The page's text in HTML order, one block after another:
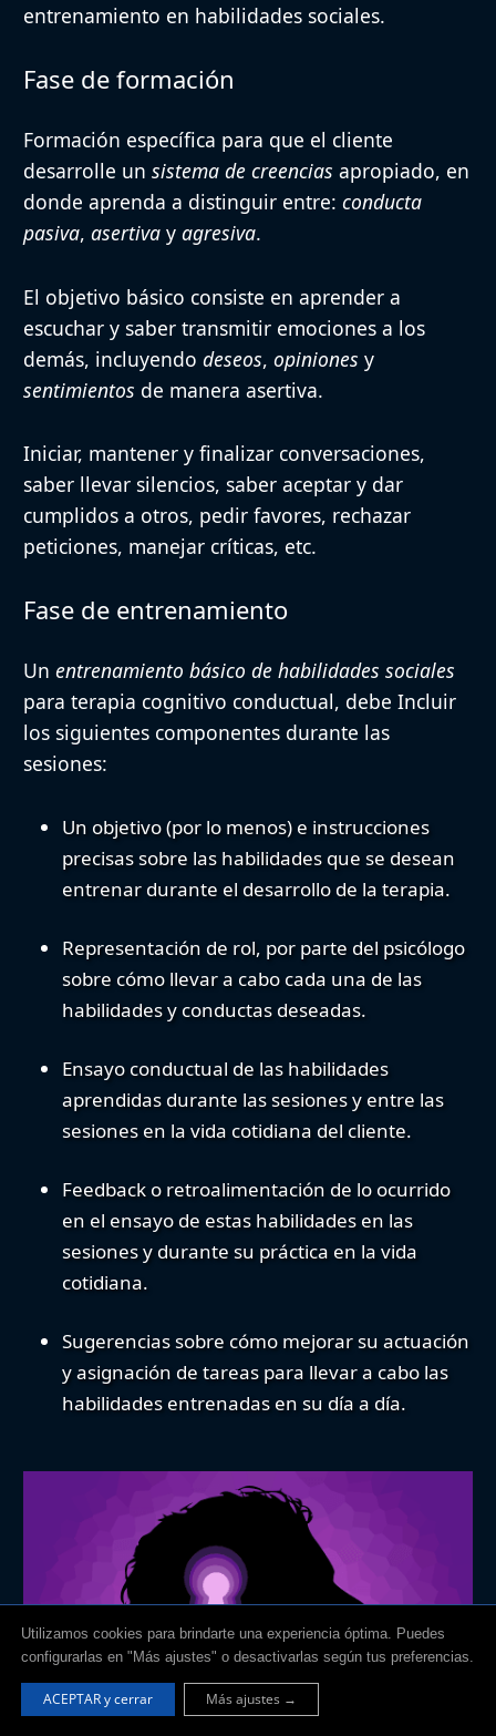
entrenamiento en habilidades sociales.
Fase de formación
Formación específica para que el cliente
desarrolle un sistema de creencias apropiado, en
donde aprenda a distinguir entre: conducta
pasiva, asertiva y agresiva.
El objetivo básico consiste en aprender a
escuchar y saber transmitir emociones a los
demás, incluyendo deseos, opiniones y
sentimientos de manera asertiva.
Iniciar, mantener y finalizar conversaciones,
saber llevar silencios, saber aceptar y dar
cumplidos a otros, pedir favores, rechazar
peticiones, manejar críticas, etc.
Fase de entrenamiento
Un entrenamiento básico de habilidades sociales
para terapia cognitivo conductual, debe Incluir
los siguientes componentes durante las
sesiones:
Un objetivo(por lo menos) e instrucciones
precisassobre las habilidades que se desean
entrenar durante el desarrollo de la terapia.
Representación de rol, por parte del psicólogo
sobre cómo llevar a cabo cada una de las
habilidades y conductas deseadas.
Ensayo conductual de las habilidades
aprendidas durante las sesiones y entre las
sesiones en la vida cotidiana del cliente.
Feedback o retroalimentación de lo ocurrido
en el ensayo de estas habilidades en las
sesiones y durante su práctica en la vida
cotidiana.
Sugerenciassobre cómo mejorar su actuación
yasignación de tareas para llevar a cabo las
habilidades entrenadas en su día a día.
Utilizamos cookies para brindarte una experiencia óptima. Puedes
configurarlas en "Más ajustes" o desactivarlas según tus preferencias.
ACEPTAR y cerrar Más ajustes →